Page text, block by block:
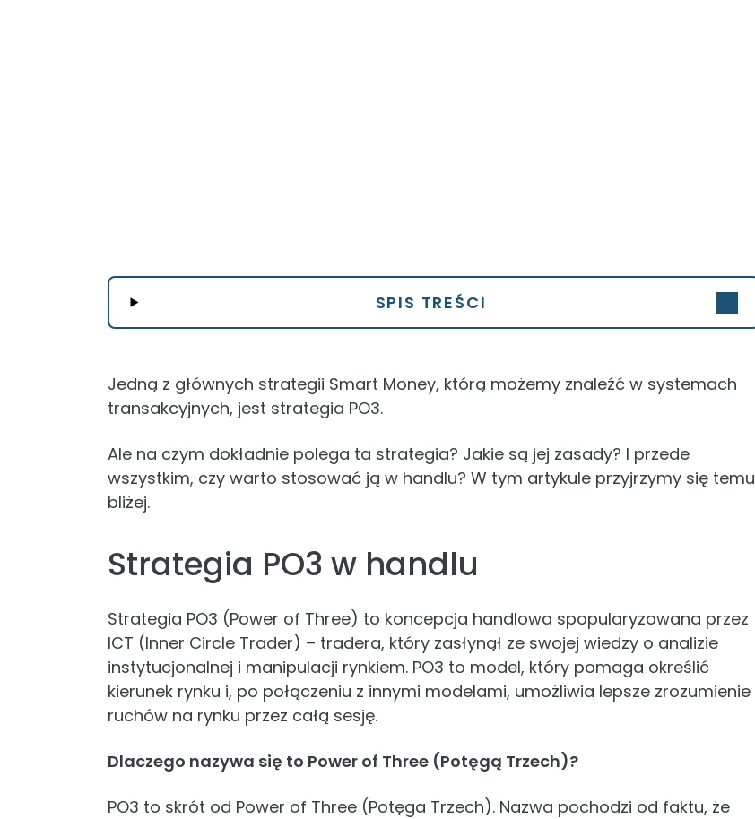
SPIS TREŚCI
Jedną z głównych strategii Smart Money, którą możemy znaleźć w systemach
transakcyjnych, jest strategia PO3.
Ale na czym dokładnie polega ta strategia? Jakie są jej zasady? I przede
wszystkim, czy warto stosować ją w handlu? W tym artykule przyjrzymy się temu
bliżej.
Strategia PO3 w handlu
Strategia PO3 (Power of Three) to koncepcja handlowa spopularyzowana przez
ICT (Inner Circle Trader) – tradera, który zasłynął ze swojej wiedzy o analizie
instytucjonalnej i manipulacji rynkiem. PO3 to model, który pomaga określić
kierunek rynku i, po połączeniu z innymi modelami, umożliwia lepsze zrozumienie
ruchów na rynku przez całą sesję.
Dlaczego nazywa się to Power of Three (Potęgą Trzech)?
PO3 to skrót od Power of Three (Potęga Trzech). Nazwa pochodzi od faktu, że